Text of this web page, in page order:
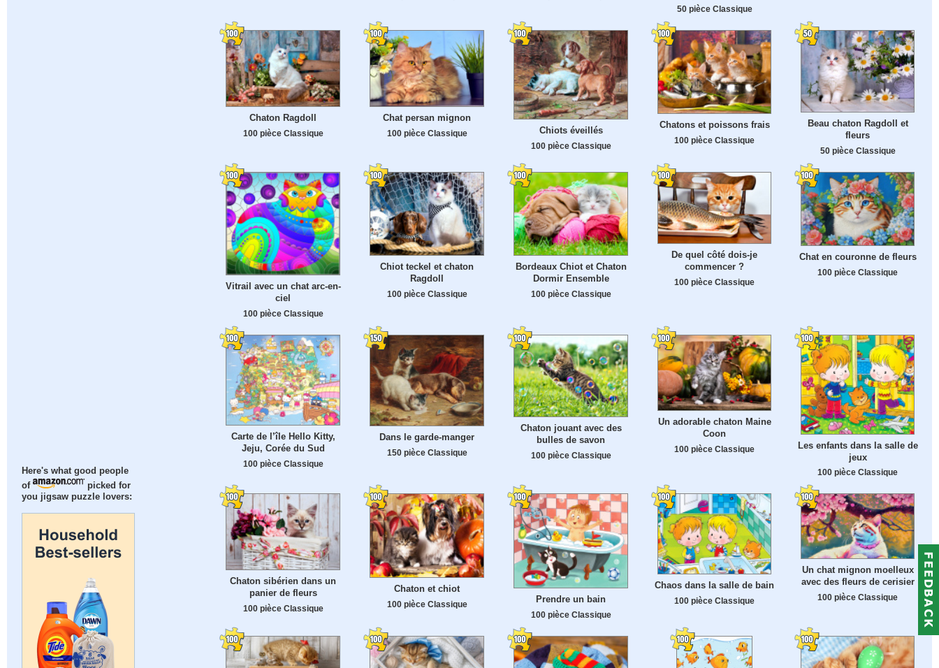
Here's what good people
of
picked for
you jigsaw puzzle lovers:
50 pièce Classique
Chaton Ragdoll
100 pièce Classique
Chat persan mignon
100 pièce Classique Chiots éveillés
100 pièce Classique
Chatons et poissons frais
100 pièce Classique
Beau chaton Ragdoll et
fleurs
50 pièce Classique
Vitrail avec un chat arc-en-
ciel
100 pièce Classique
Chiot teckel et chaton
Ragdoll
100 pièce Classique
Bordeaux Chiot et Chaton
Dormir Ensemble
100 pièce Classique
De quel côté dois-je
commencer ?
100 pièce Classique
Chat en couronne de fleurs
100 pièce Classique
Carte de l’île Hello Kitty,
Jeju, Corée du Sud
100 pièce Classique
Dans le garde-manger
150 pièce Classique
Chaton jouant avec des
bulles de savon
100 pièce Classique
Un adorable chaton Maine
Coon
100 pièce Classique
Les enfants dans la salle de
jeux
100 pièce Classique
Chaton sibérien dans un
panier de fleurs
100 pièce Classique
Chaton et chiot
100 pièce Classique Prendre un bain
100 pièce Classique
Chaos dans la salle de bain
100 pièce Classique
Un chat mignon moelleux
avec des fleurs de cerisier
100 pièce Classique